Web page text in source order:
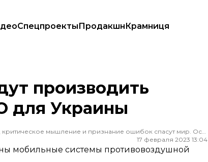
СпецпроектыПродакшнКрамниця
производить
для Украины
Редактор ленты новостей hromadske. Считаю, что уважение к каждому, критическое мышление и признание ошибок спасут мир. Особенно люблю новости о науке и космос
17 февраля 2023 13:04
мобильные системы противовоздушной